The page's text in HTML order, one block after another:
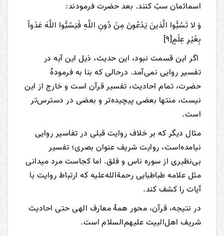
اسمائمان سبّ کنند. بعد حضرت فرمودند:
وَ لا تَسُبُّوا الَّذينَ يَدْعُونَ مِنْ دُونِ اللَّهِ فَيَسُبُّوا اللَّهَ عَدْواً
بِغَيْرِ عِلْمٍ[9]
اگر این قسمت نبود، این حدیث، ذیل این آیه در
تفسیر روایی نمی‌آمد. درحالی که بنا به فرمودۀ
حضرت، تمام احادیث، تفسیر قرآن است و خارج از این
نیست، منتها بعضی پیچیده‌تر و بعضی در دسترس‌تر
است.
مثال دیگر که بر خلاف روایت قبلی در تفاسیر روایی
نیامده‌است، روایت شریف عنوان بصری؛ تفسیر
بی‌نظیری از سوره ناس و فلق. اما کجاست مرد میدانی
مثل علامه طباطبایی رحمة‌الله‌علیه که ارتباط روایت با
آیات را کشف کند.
در نتیجه، قرآن، محور همۀ معارف الهی حتی احادیث
شریف اهل‌البیت علیهم‌السلام است.